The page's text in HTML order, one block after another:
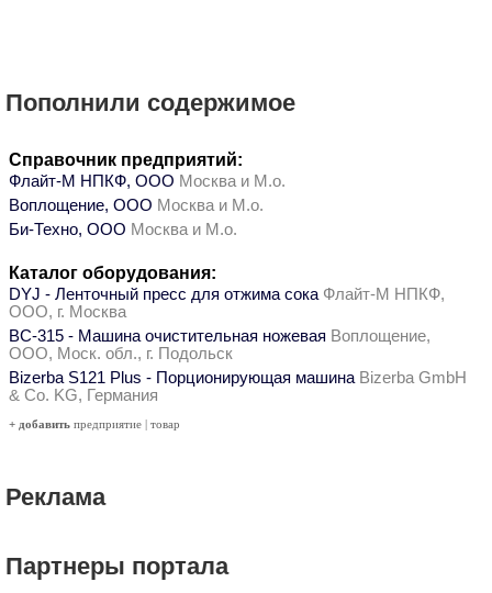
Пополнили содержимое
Справочник предприятий:
Флайт-М НПКФ, ООО Москва и М.о.
Воплощение, ООО Москва и М.о.
Би-Техно, ООО Москва и М.о.
Каталог оборудования:
DYJ - Ленточный пресс для отжима сока Флайт-М НПКФ,
ООО, г. Москва
ВС-315 - Машина очистительная ножевая Воплощение,
ООО, Моск. обл., г. Подольск
Bizerba S121 Plus - Порционирующая машина Bizerba GmbH
& Co. KG, Германия
+ добавить предприятие | товар
Реклама
Партнеры портала